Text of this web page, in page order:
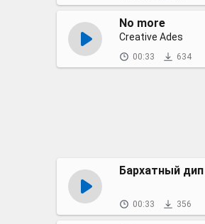
No more
Creative Ades
00:33 634
Бархатный дип
00:33 356